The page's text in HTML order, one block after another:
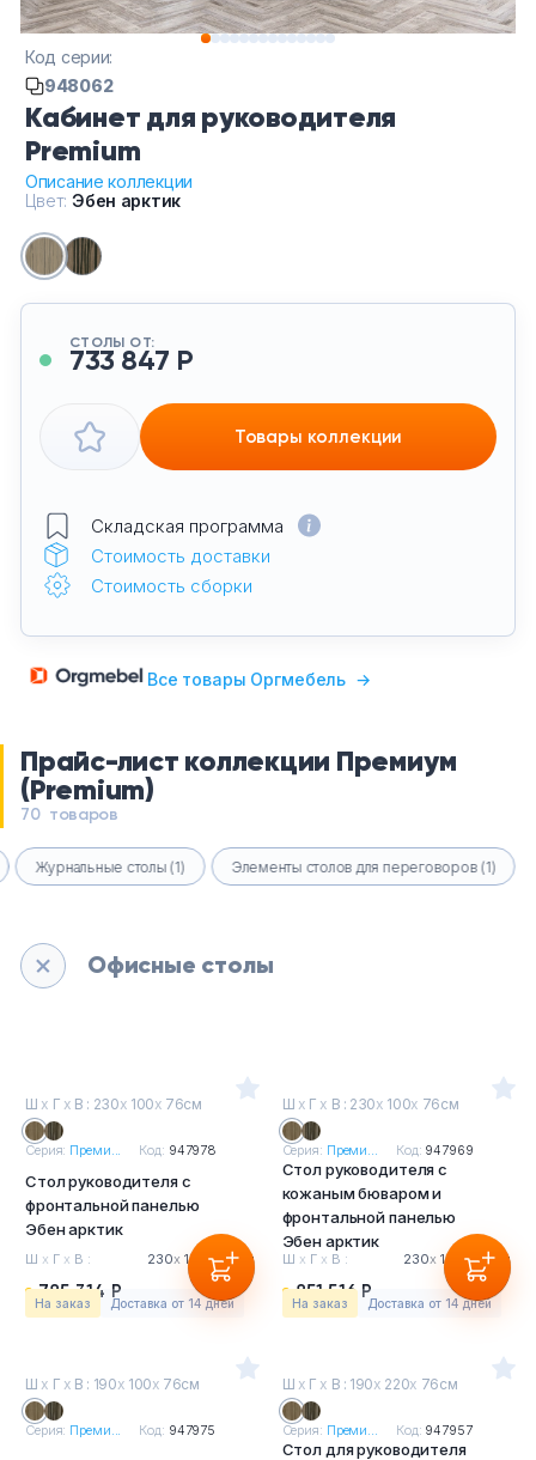
Кабинет для руководителя
Premium
Описание коллекции
Код серии:
948062
СТОЛЫ ОТ:
733 847 Р
Товары коллекции
Складская программа
Стоимость доставки
Стоимость сборки
Цвет:Эбен арктик
Все товары Оргмебель →
Прайс-лист коллекции Премиум
(Premium)
70 товаров
Журнальные столы (1) Элементы столов для переговоров (1)
Офисные столы
Ш х Г х В : 230х 100х 76см
Серия: Преми... Код: 947978
Стол руководителя с
фронтальной панелью
Эбен арктик
Ш х Г х В : 230х 100 х76см
785 314 Р
На заказ Доставка от 14 дней
Ш х Г х В : 230х 100х 76см
Серия: Преми... Код: 947969
Стол руководителя с
кожаным бюваром и
фронтальной панелью
Эбен арктик
Ш х Г х В : 230х 100 х76см
851 516 Р
На заказ Доставка от 14 дней
Ш х Г х В : 190х 100х 76см
Серия: Преми... Код: 947975
Ш х Г х В : 190х 220х 76см
Серия: Преми... Код: 947957
Стол для руководителя
Тумбы офисные
Сейфы и металлическая мебель